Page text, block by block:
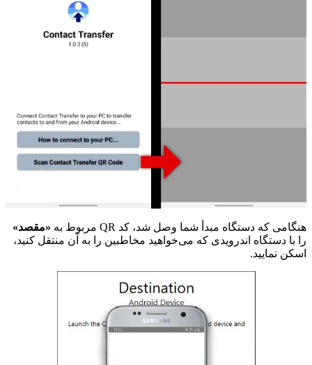
هنگامی که دستگاه مبدأ شما وصل شد، کد QR مربوط به
«مقصد»
را با دستگاه اندرویدی که می‌خواهید مخاطبین را به آن منتقل کنید،
اسکن نمایید.